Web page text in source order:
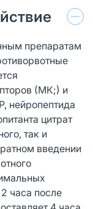
препаратам
(МК;) и
нейропептида
цитрат
так и
введении
часа после